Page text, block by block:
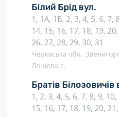
Білий Брід вул.
1, 1А, 1Б, 2, 3, 4, 5, 6, 7,
14, 15, 16, 17, 18, 19,
26, 27, 28, 29, 30, 31
Черкаська обл.,
Лащова с.
Братів Білозовичів
1, 2, 3, 4, 5, 6, 7, 8, 9,
15, 16, 17, 18, 19, 20,